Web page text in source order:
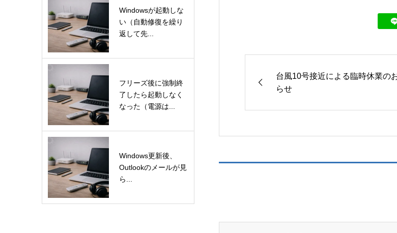
台風10号接近による臨時休業の
らせ
Windowsが起動しな
い（自動修復を繰り
返して先...
フリーズ後に強制終
了したら起動しなく
なった（電源は...
Windows更新後、
Outlookのメールが見
ら...